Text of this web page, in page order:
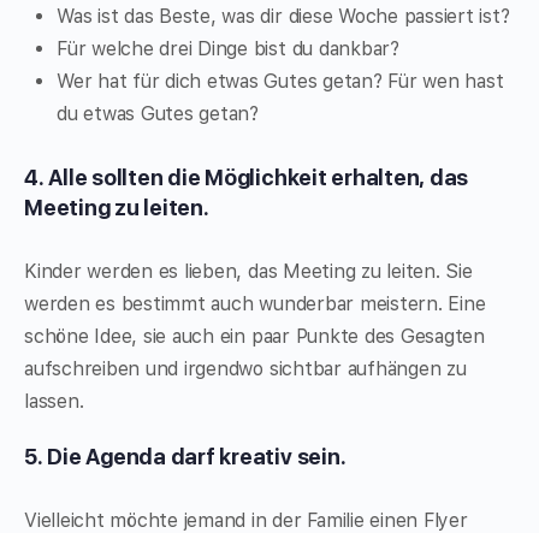
Was ist das Beste, was dir diese Woche passiert ist?
Für welche drei Dinge bist du dankbar?
Wer hat für dich etwas Gutes getan? Für wen hast
du etwas Gutes getan?
4. Alle sollten die Möglichkeit erhalten, das
Meeting zu leiten.
Kinder werden es lieben, das Meeting zu leiten. Sie
werden es bestimmt auch wunderbar meistern. Eine
schöne Idee, sie auch ein paar Punkte des Gesagten
aufschreiben und irgendwo sichtbar aufhängen zu
lassen.
5. Die Agenda darf kreativ sein.
Vielleicht möchte jemand in der Familie einen Flyer